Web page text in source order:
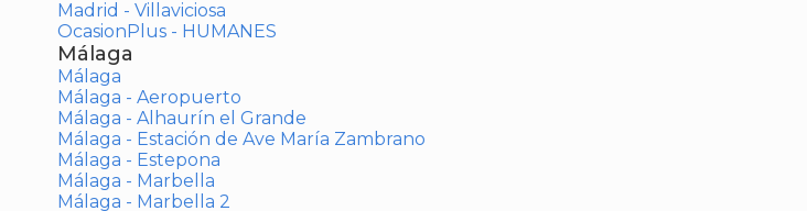
Madrid - Villaviciosa
OcasionPlus - HUMANES
Málaga
Málaga
Málaga - Aeropuerto
Málaga - Alhaurín el Grande
Málaga - Estación de Ave María Zambrano
Málaga - Estepona
Málaga - Marbella
Málaga - Marbella 2